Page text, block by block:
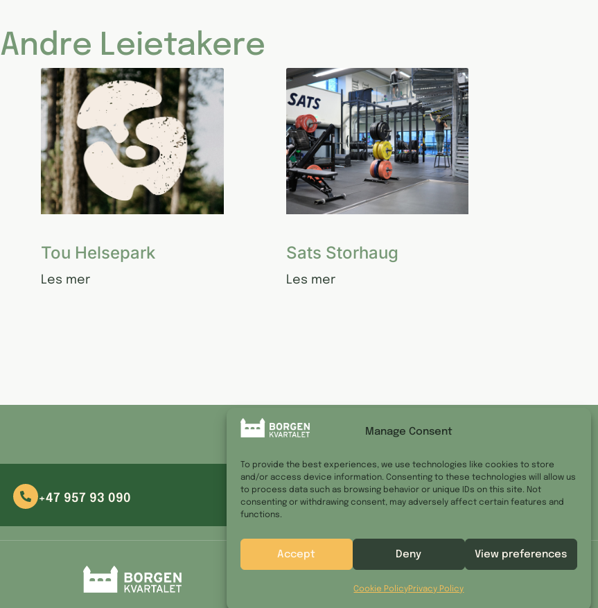
Manage Consent
To provide the best experiences, we use technologies like cookies to store
and/or access device information. Consenting to these technologies will allow us
to process data such as browsing behavior or unique IDs on this site. Not
consenting or withdrawing consent, may adversely affect certain features and
functions.
Accept Deny View preferences
Cookie PolicyPrivacy Policy
Andre Leietakere
Tou Helsepark
Les mer
Sats Storhaug
Les mer
+47 957 93 090 Jarl.nilsen@borgenkvartalet.no